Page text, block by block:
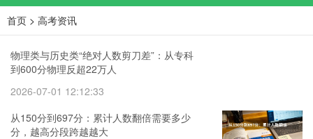
首页 > 高考资讯
物理类与历史类“绝对人数剪刀差”：从专科
到600分物理反超22万人
2026-07-01 12:12:33
从150分到697分：累计人数翻倍需要多少
分，越高分段跨越越大